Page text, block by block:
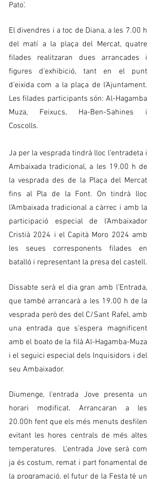
Pato’.
El divendres i a toc de Diana, a les 7.00 h
del matí a la plaça del Mercat, quatre
filades realitzaran dues arrancades i
figures d’exhibició, tant en el punt
d’eixida com a la plaça de l’Ajuntament.
Les filades participants són: Al-Hagamba
Muza, Feixucs, Ha-Ben-Sahines i
Coscolls.
Ja per la vesprada tindrà lloc l’entradeta i
Ambaixada tradicional, a les 19.00 h de
la vesprada des de la Plaça del Mercat
fins al Pla de la Font. On tindrà lloc
l’Ambaixada tradicional a càrrec i amb la
participació especial de l’Ambaixador
Cristià 2024 i el Capità Moro 2024 amb
les seues corresponents filades en
Dissabte serà el dia gran amb l’Entrada,
que també arrancarà a les 19.00 h de la
vesprada però des del C/Sant Rafel, amb
una entrada que s’espera magnificent
amb el boato de la filà Al-Hagamba-Muza
i el seguici especial dels Inquisidors i del
seu Ambaixador.
Diumenge, l'entrada Jove presenta un
horari modificat. Arrancaran a les
20.00h fent que els més menuts desfilen
evitant les hores centrals de més altes
temperatures.  L'entrada Jove serà com
ja és costum, remat i part fonamental de
la programació, el futur de la Festa té un